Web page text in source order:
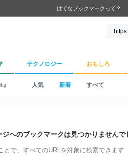
はてなブックマークって？
テクノロジー おもしろ
人気 新着 すべて
ジへのブックマークは見つかりませんで
で、 すべてのURLを対象に検索できます